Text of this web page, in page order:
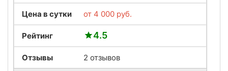
Цена в сутки от 4 000 руб.
Рейтинг 4.5
Отзывы 2 отзывов